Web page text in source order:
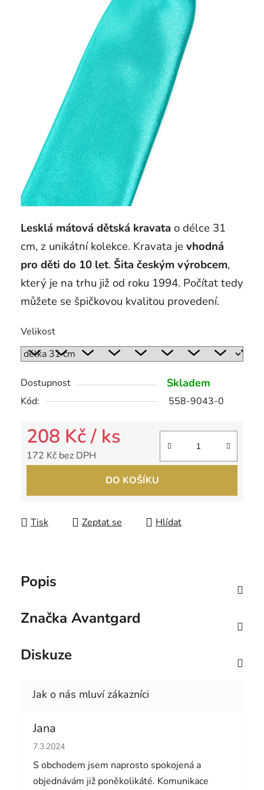
Lesklá mátová dětská kravata o délce 31
cm, z unikátní kolekce. Kravata je vhodná
pro děti do 10 let. Šita českým výrobcem,
který je na trhu již od roku 1994. Počítat tedy
můžete se špičkovou kvalitou provedení.
Velikost
Dostupnost Skladem
Kód: 558-9043-0
208 Kč/ ks
172 Kč bez DPH
DO KOŠÍKU
Tisk Zeptat se Hlídat
Popis
Značka Avantgard
Diskuze
Jana
Hodnocení obchodu je 5 z 5 hvězdiček.
7.3.2024
S obchodem jsem naprosto spokojená a
objednávám již poněkolikáté. Komunikace